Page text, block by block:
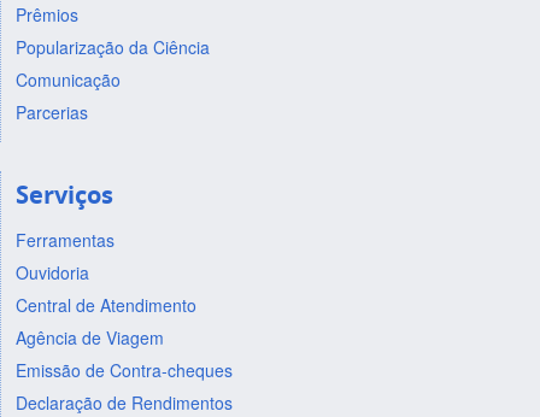
Prêmios
Popularização da Ciência
Comunicação
Parcerias
Serviços
Ferramentas
Ouvidoria
Central de Atendimento
Agência de Viagem
Emissão de Contra-cheques
Declaração de Rendimentos